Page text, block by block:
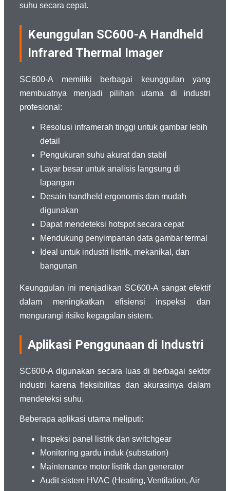
suhu secara cepat.
Keunggulan SC600-A Handheld
Infrared Thermal Imager
SC600-A memiliki berbagai keunggulan yang
membuatnya menjadi pilihan utama di industri
profesional:
Resolusi inframerah tinggi untuk gambar lebih
detail
Pengukuran suhu akurat dan stabil
Layar besar untuk analisis langsung di
lapangan
Desain handheld ergonomis dan mudah
digunakan
Dapat mendeteksi hotspot secara cepat
Mendukung penyimpanan data gambar termal
Ideal untuk industri listrik, mekanikal, dan
bangunan
Keunggulan ini menjadikan SC600-A sangat efektif
dalam meningkatkan efisiensi inspeksi dan
mengurangi risiko kegagalan sistem.
Aplikasi Penggunaan di Industri
SC600-A digunakan secara luas di berbagai sektor
industri karena fleksibilitas dan akurasinya dalam
mendeteksi suhu.
Beberapa aplikasi utama meliputi:
Inspeksi panel listrik dan switchgear
Monitoring gardu induk (substation)
Maintenance motor listrik dan generator
Audit sistem HVAC (Heating, Ventilation, Air